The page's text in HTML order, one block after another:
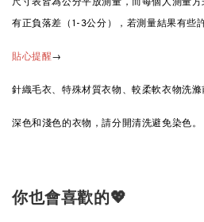
尺寸表皆為公分平放測量，而每個人測量
有正負落差（1-3公分），若測量結果有些
貼心提醒→
針織毛衣、特殊材質衣物、較柔軟衣物洗滌
深色和淺色的衣物，請分開清洗避免染色。
你也會喜歡的💖